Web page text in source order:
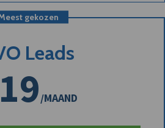
gekozen
Leads
/MAAND